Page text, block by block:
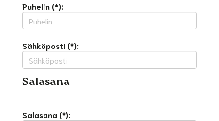
Puhelin (*):
Sähköposti (*):
Salasana
Salasana (*):